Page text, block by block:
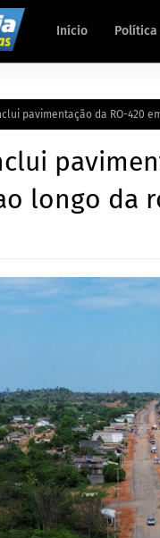
Início Política
pavimentação da RO-420
longo da